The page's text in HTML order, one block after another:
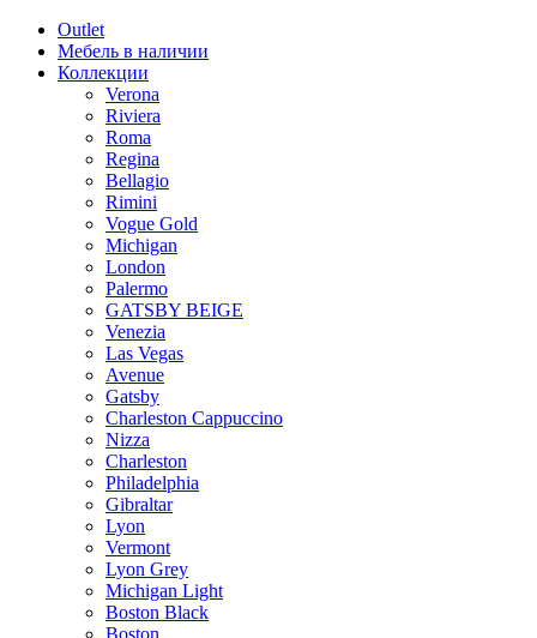
Outlet
Мебель в наличии
Коллекции
Verona
Riviera
Roma
Regina
Bellagio
Rimini
Vogue Gold
Michigan
London
Palermo
GATSBY BEIGE
Venezia
Las Vegas
Avenue
Gatsby
Charleston Cappuccino
Nizza
Charleston
Philadelphia
Gibraltar
Lyon
Vermont
Lyon Grey
Michigan Light
Boston Black
Boston